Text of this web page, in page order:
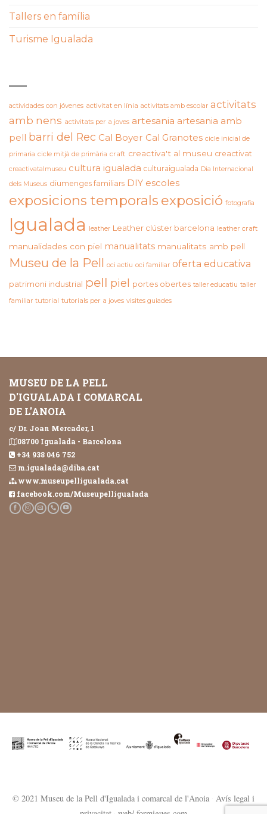
Tallers en família
Turisme Igualada
actividades con jóvenes activitat en línia activitats amb escolar activitats
amb nens activitats per a joves artesania artesania amb
pell barri del Rec Cal Boyer Cal Granotes cicle inicial de
primaria cicle mitjà de primària craft creactiva't al museu creactivat
creactivatalmuseu cultura igualada culturaigualada Dia Internacional
dels Museus diumenges familiars DIY escoles
exposicions temporals exposició fotografia
Igualada leather Leather clúster barcelona leather craft
manualidades con piel manualitats manualitats amb pell
Museu de la Pell oci actiu oci familiar oferta educativa
patrimoni industrial pell piel portes obertes taller educatiu taller
familiar tutorial tutorials per a joves visites guiades
MUSEU DE LA PELL
D'IGUALADA I COMARCAL
DE L'ANOIA
c/ Dr. Joan Mercader, 1
08700 Igualada - Barcelona
+34 938 046 752
m.igualada@diba.cat
www.museupelligualada.cat
facebook.com/Museupelligualada
© 2021 Museu de la Pell d'Igualada i comarcal de l'Anoia Avís legal i